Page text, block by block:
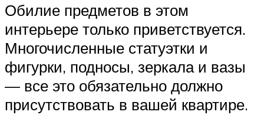
Обилие предметов в этом
интерьере только приветствуется.
Многочисленные статуэтки и
фигурки, подносы, зеркала и вазы
— все это обязательно должно
присутствовать в вашей квартире.